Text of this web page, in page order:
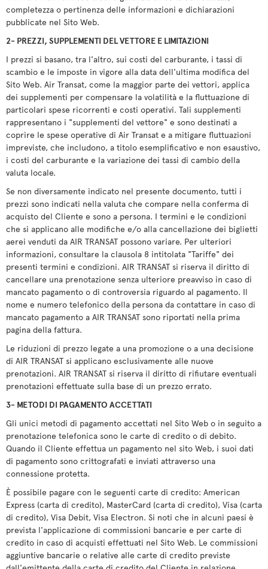
completezza o pertinenza delle informazioni e dichiarazioni
pubblicate nel Sito Web.
2- PREZZI, SUPPLEMENTI DEL VETTORE E LIMITAZIONI
I prezzi si basano, tra l'altro, sui costi del carburante, i tassi di
scambio e le imposte in vigore alla data dell'ultima modifica del
Sito Web. Air Transat, come la maggior parte dei vettori, applica
dei supplementi per compensare la volatilità e la fluttuazione di
particolari spese ricorrenti e costi operativi. Tali supplementi
rappresentano i "supplementi del vettore" e sono destinati a
coprire le spese operative di Air Transat e a mitigare fluttuazioni
impreviste, che includono, a titolo esemplificativo e non esaustivo,
i costi del carburante e la variazione dei tassi di cambio della
valuta locale.
Se non diversamente indicato nel presente documento, tutti i
prezzi sono indicati nella valuta che compare nella conferma di
acquisto del Cliente e sono a persona. I termini e le condizioni
che si applicano alle modifiche e/o alla cancellazione dei biglietti
aerei venduti da AIR TRANSAT possono variare. Per ulteriori
informazioni, consultare la clausola 8 intitolata "Tariffe" dei
presenti termini e condizioni. AIR TRANSAT si riserva il diritto di
cancellare una prenotazione senza ulteriore preavviso in caso di
mancato pagamento o di controversia riguardo al pagamento. Il
nome e numero telefonico della persona da contattare in caso di
mancato pagamento a AIR TRANSAT sono riportati nella prima
pagina della fattura.
Le riduzioni di prezzo legate a una promozione o a una decisione
di AIR TRANSAT si applicano esclusivamente alle nuove
prenotazioni. AIR TRANSAT si riserva il diritto di rifiutare eventuali
prenotazioni effettuate sulla base di un prezzo errato.
3- METODI DI PAGAMENTO ACCETTATI
Gli unici metodi di pagamento accettati nel Sito Web o in seguito a
prenotazione telefonica sono le carte di credito o di debito.
Quando il Cliente effettua un pagamento nel sito Web, i suoi dati
di pagamento sono crittografati e inviati attraverso una
connessione protetta.
È possibile pagare con le seguenti carte di credito: American
Express (carta di credito), MasterCard (carta di credito), Visa (carta
di credito), Visa Debit, Visa Electron. Si noti che in alcuni paesi è
prevista l'applicazione di commissioni bancarie e per carte di
credito in caso di acquisti effettuati nel Sito Web. Le commissioni
aggiuntive bancarie o relative alle carte di credito previste